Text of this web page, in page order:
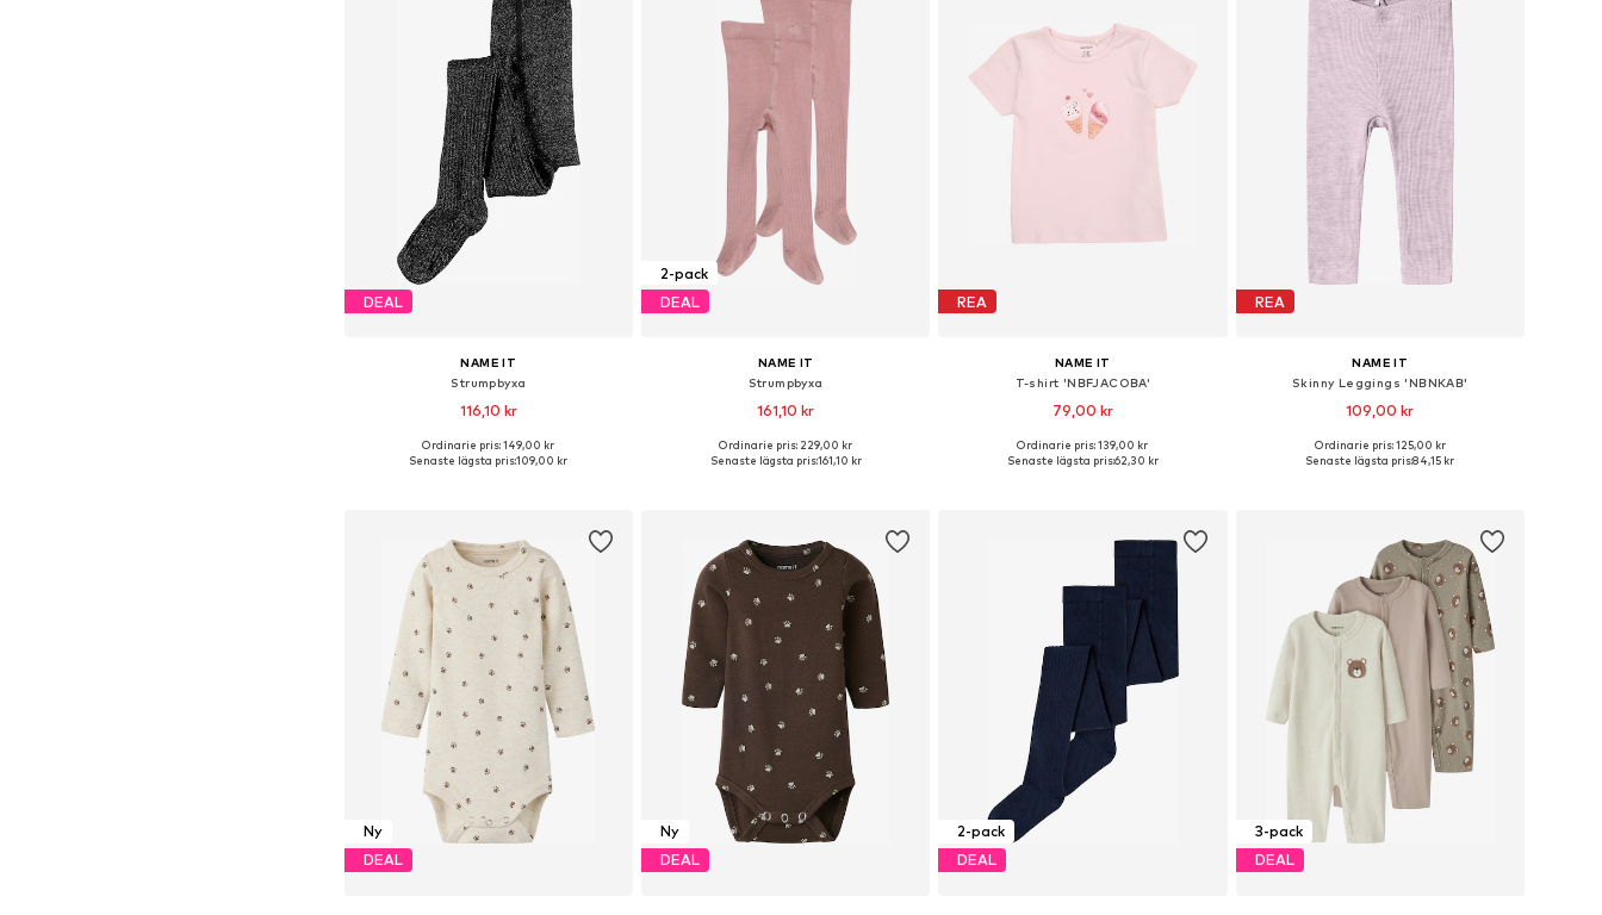
DEAL
NAME IT
Strumpbyxa
116,10 kr
Tillgänglig i många storlekar
Ordinarie pris: 149,00 kr
Senaste lägsta pris:109,00 kr
2-pack
DEAL
NAME IT
Strumpbyxa
161,10 kr
+2
Tillgänglig i många storlekar
Ordinarie pris: 229,00 kr
Senaste lägsta pris:161,10 kr
REA
NAME IT
T-shirt 'NBFJACOBA'
79,00 kr
Tillgängliga storlekar: 56, 62, 68, 74
Ordinarie pris: 139,00 kr
Senaste lägsta pris:62,30 kr
REA
NAME IT
Skinny Leggings 'NBNKAB'
109,00 kr
+24
Tillgängliga storlekar: 50, 56, 62, 68, 74, 92
Ordinarie pris: 125,00 kr
Senaste lägsta pris:84,15 kr
Ny
DEAL
Ny
DEAL
2-pack
DEAL
3-pack
DEAL